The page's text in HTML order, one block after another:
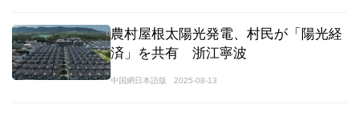
農村屋根太陽光発電、村民が「陽光経
済」を共有 浙江寧波
中国網日本語版 2025-08-13